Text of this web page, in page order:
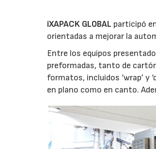
iXAPACK GLOBAL participó
orientadas a mejorar la
Entre los equipos
preformadas, tanto de
formatos, incluidos ‘wrap’ y
en plano como en canto.